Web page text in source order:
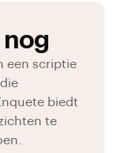
nog
een scriptie
biedt
te